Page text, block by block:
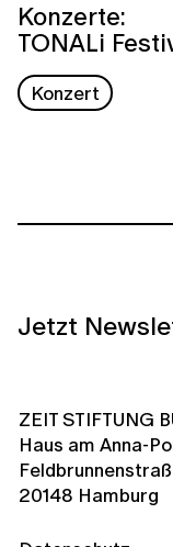
Konzerte:
TONALi
Konzert
Jetzt
ZEIT STIFTUNG
Haus am Anna-
20148 Hamburg